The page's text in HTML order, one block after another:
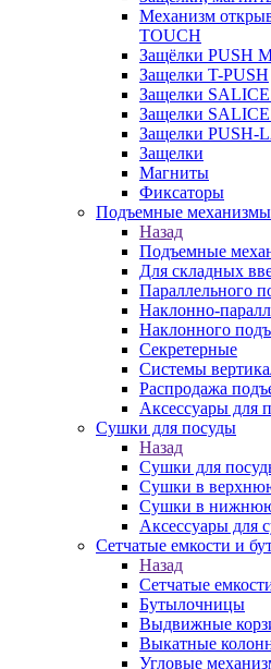
Механизм
TOUCH
Защёлки PUSH
Защелки T-PUSH
Защелки
Защелки
Защелки PUSH-
Защелки
Магниты
Фиксаторы
Подъемные механизмы
Назад
Подъемные
Для складных
Параллельного
Наклонно-
Наклонного
Секретерные
Системы
Распродажа
Аксессуары для
Сушки для посуды
Назад
Сушки для
Сушки в
Сушки в нижнюю
Аксессуары для
Сетчатые емкости и
Назад
Сетчатые
Бутылочницы
Выдвижные
Выкатные
Угловые